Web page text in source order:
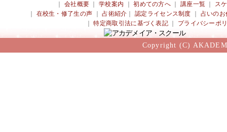
会社概要 ｜学校案内 ｜初めての方へ 講座一覧
ス
在校生・修了生の声 ｜占術紹介 ｜認定ライセンス制度
占いのお
｜特定商取引法に基づく表記 プライバシーポ
Copyright (C)